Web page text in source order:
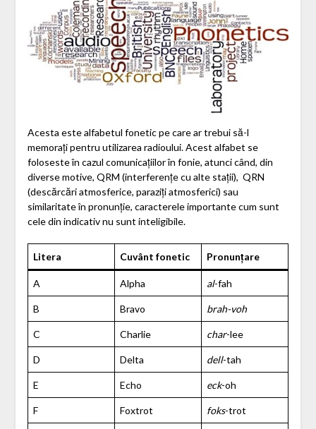
Acesta este alfabetul fonetic pe care ar trebui să-l
memorați pentru utilizarea radioului. Acest alfabet se
foloseste în cazul comunicațiilor în fonie, atunci când, din
diverse motive, QRM (interferențe cu alte stații), QRN
(descărcări atmosferice, paraziți atmosferici) sau
similaritate în pronunție, caracterele importante cum sunt
cele din indicativ nu sunt inteligibile.
Litera Cuvânt fonetic Pronunțare
A Alpha al-fah
B Bravo brah-voh
C Charlie char-lee
D Delta dell-tah
E Echo eck-oh
F Foxtrot foks-trot